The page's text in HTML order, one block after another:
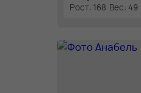
Рост: 168 Вес: 49